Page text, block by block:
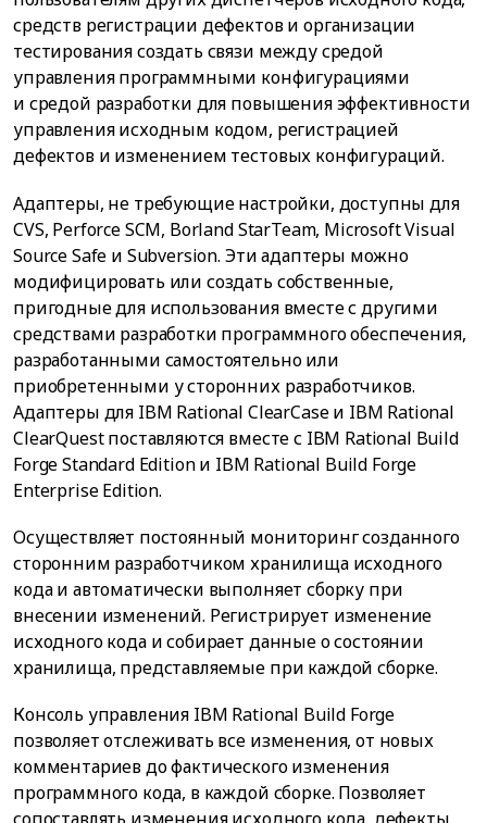
средств регистрации дефектов и организации
тестирования создать связи между средой
управления программными конфигурациями
и средой разработки для повышения эффективности
управления исходным кодом, регистрацией
дефектов и изменением тестовых конфигураций.
Адаптеры, не требующие настройки, доступны для
CVS, Perforce SCM, Borland StarTeam, Microsoft Visual
Source Safe и Subversion. Эти адаптеры можно
модифицировать или создать собственные,
пригодные для использования вместе с другими
средствами разработки программного обеспечения,
разработанными самостоятельно или
приобретенными у сторонних разработчиков.
Адаптеры для IBM Rational ClearCase и IBM Rational
ClearQuest поставляются вместе с IBM Rational Build
Forge Standard Edition и IBM Rational Build Forge
Enterprise Edition.
Осуществляет постоянный мониторинг созданного
сторонним разработчиком хранилища исходного
кода и автоматически выполняет сборку при
внесении изменений. Регистрирует изменение
исходного кода и собирает данные о состоянии
хранилища, представляемые при каждой сборке.
Консоль управления IBM Rational Build Forge
позволяет отслеживать все изменения, от новых
комментариев до фактического изменения
программного кода, в каждой сборке. Позволяет